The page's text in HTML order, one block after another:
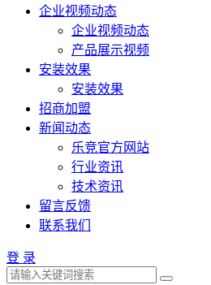
企业视频动态
企业视频动态
产品展示视频
安装效果
安装效果
招商加盟
新闻动态
乐竞官方网站
行业资讯
技术资讯
留言反馈
联系我们
登 录